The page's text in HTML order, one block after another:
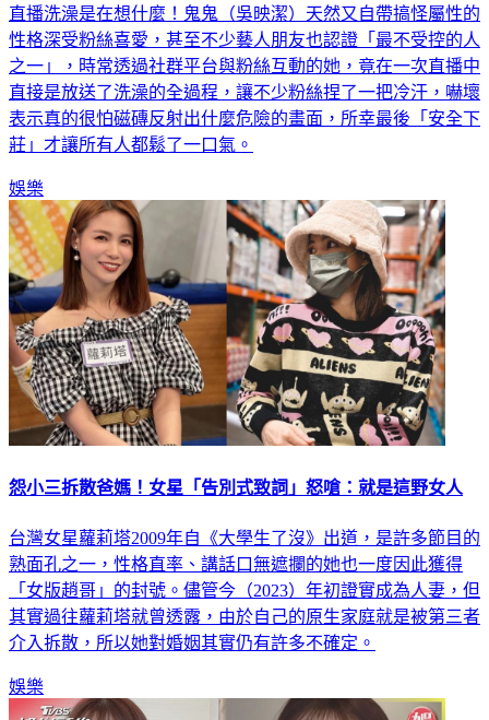
直播洗澡是在想什麼！鬼鬼（吳映潔）天然又自帶搞怪屬性的
性格深受粉絲喜愛，甚至不少藝人朋友也認證「最不受控的人
之一」，時常透過社群平台與粉絲互動的她，竟在一次直播中
直接是放送了洗澡的全過程，讓不少粉絲捏了一把冷汗，嚇壞
表示真的很怕磁磚反射出什麼危險的畫面，所幸最後「安全下
莊」才讓所有人都鬆了一口氣。
娛樂
怨小三拆散爸媽！女星「告別式致詞」怒嗆：就是這野女人
台灣女星蘿莉塔2009年自《大學生了沒》出道，是許多節目的
熟面孔之一，性格直率、講話口無遮攔的她也一度因此獲得
「女版趙哥」的封號。儘管今（2023）年初證實成為人妻，但
其實過往蘿莉塔就曾透露，由於自己的原生家庭就是被第三者
介入拆散，所以她對婚姻其實仍有許多不確定。
娛樂